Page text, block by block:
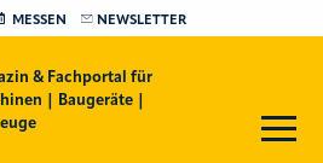
MESSEN NEWSLETTER
& Fachportal für
| Baugeräte |